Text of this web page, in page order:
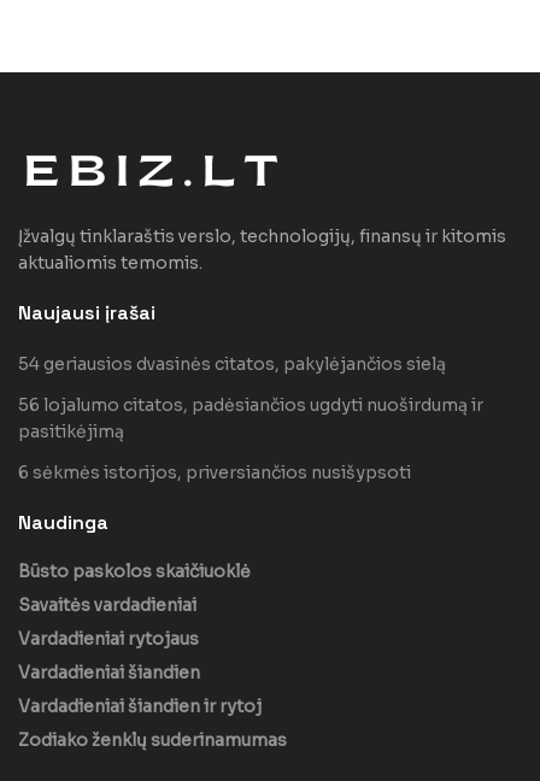
Įžvalgų tinklaraštis verslo, technologijų, finansų ir kitomis
aktualiomis temomis.
Naujausi įrašai
54 geriausios dvasinės citatos, pakylėjančios sielą
56 lojalumo citatos, padėsiančios ugdyti nuoširdumą ir
pasitikėjimą
6 sėkmės istorijos, priversiančios nusišypsoti
Naudinga
Būsto paskolos skaičiuoklė
Savaitės vardadieniai
Vardadieniai rytojaus
Vardadieniai šiandien
Vardadieniai šiandien ir rytoj
Zodiako ženklų suderinamumas